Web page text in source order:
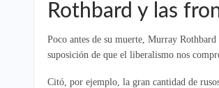
Rothbard y las
Poco antes de su muerte, Murray
suposición de que el liberalismo nos
Citó, por ejemplo, la gran cantidad de